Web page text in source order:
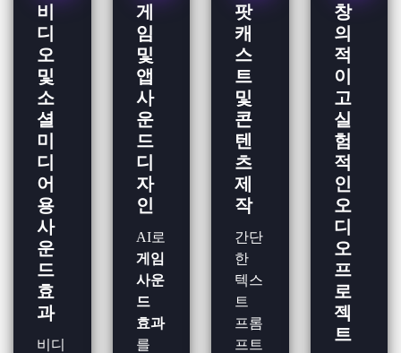
비
디
오
및
소
셜
미
디
어
용
사
운
드
효
과
비디
게
임
및
앱
사
운
드
디
자
인
AI로
게임
사운
드
효과
를
팟
캐
스
트
및
콘
텐
츠
제
작
간단
한
텍스
트
프롬
프트
창
의
적
이
고
실
험
적
인
오
디
오
프
로
젝
트